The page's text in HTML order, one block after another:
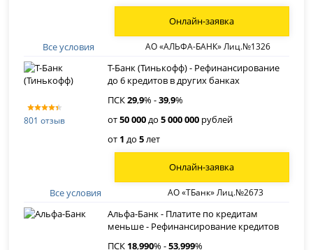
Все условия АО «АЛЬФА-БАНК» Лиц.№1326
Онлайн-заявка
801 отзыв
Т-Банк (Тинькофф) - Рефинансирование
до 6 кредитов в других банках
ПСК29,9% -39,9%
от50 000до5 000 000 рублей
от 1 до5лет
Все условия АО «ТБанк» Лиц.№2673
Онлайн-заявка
Альфа-Банк - Платите по кредитам
меньше - Рефинансирование кредитов
ПСК 18,990% -53,999%